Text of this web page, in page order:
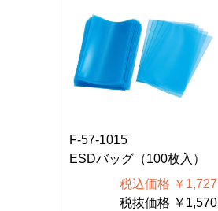
F-57-1015
ESDバッグ（100枚入）
税込価格 ￥1,727
税抜価格 ￥1,570